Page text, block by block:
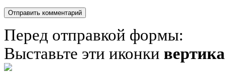
Перед отправкой формы:
Выставьте эти иконки